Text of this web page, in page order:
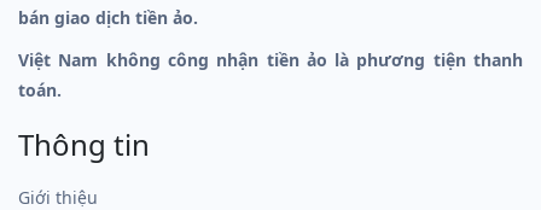
bán giao dịch tiền ảo.
Việt Nam không công nhận tiền ảo là phương tiện thanh
toán.
Thông tin
Giới thiệu